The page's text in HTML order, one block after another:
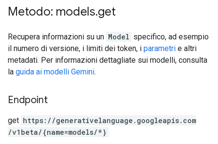
Metodo: models.get
Recupera informazioni su un Model specifico, ad esempio
il numero di versione, i limiti dei token, i parametri e altri
metadati. Per informazioni dettagliate sui modelli, consulta
la guida ai modelli Gemini.
Endpoint
get https: / /generativelanguage.googleapis.com
/v1beta/{name=models/*}